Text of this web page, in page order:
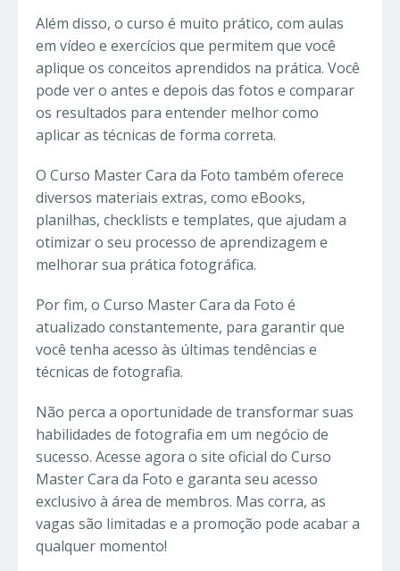
Além disso, o curso é muito prático, com aulas
em vídeo e exercícios que permitem que você
aplique os conceitos aprendidos na prática. Você
pode ver o antes e depois das fotos e comparar
os resultados para entender melhor como
aplicar as técnicas de forma correta.
O Curso Master Cara da Foto também oferece
diversos materiais extras, como eBooks,
planilhas, checklists e templates, que ajudam a
otimizar o seu processo de aprendizagem e
melhorar sua prática fotográfica.
Por fim, o Curso Master Cara da Foto é
atualizado constantemente, para garantir que
você tenha acesso às últimas tendências e
técnicas de fotografia.
Não perca a oportunidade de transformar suas
habilidades de fotografia em um negócio de
sucesso. Acesse agora o site oficial do Curso
Master Cara da Foto e garanta seu acesso
exclusivo à área de membros. Mas corra, as
vagas são limitadas e a promoção pode acabar a
qualquer momento!